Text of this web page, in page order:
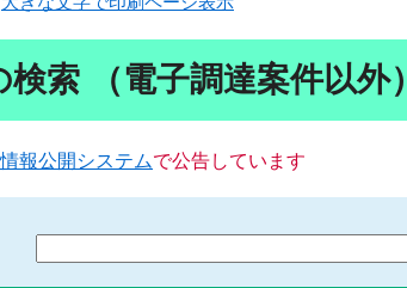
検索 （電子調達案件以外）
報公開システムで公告しています